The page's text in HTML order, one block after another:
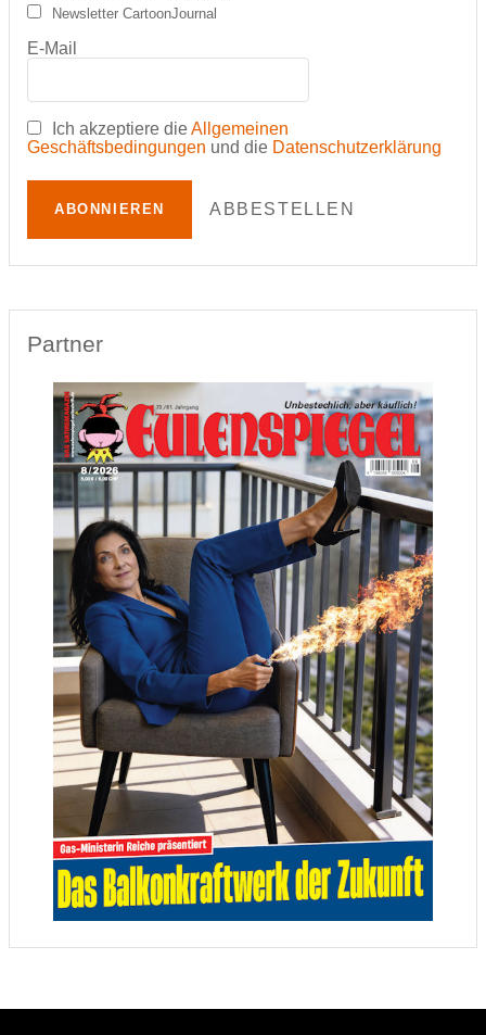
Newsletter CartoonJournal
E-Mail
Ich akzeptiere dieAllgemeinen
Geschäftsbedingungen und die Datenschutzerklärung
ABONNIEREN ABBESTELLEN
Partner